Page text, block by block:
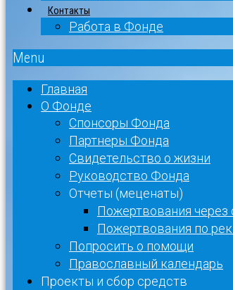
Контакты
Работа в Фонде
Menu
Главная
О Фонде
Спонсоры Фонда
Партнеры Фонда
Свидетельство о жизни
Руководство Фонда
Отчеты (меценаты)
Пожертвования через
Пожертвования по
Попросить о помощи
Православный календарь
Проекты и сбор средств